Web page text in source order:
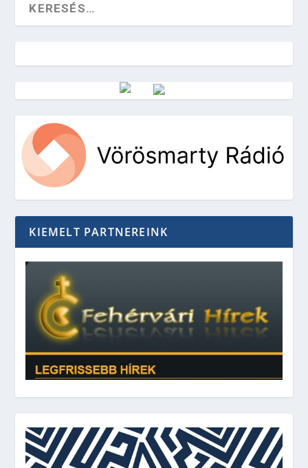
Vörösmarty Rádió
KIEMELT PARTNEREINK